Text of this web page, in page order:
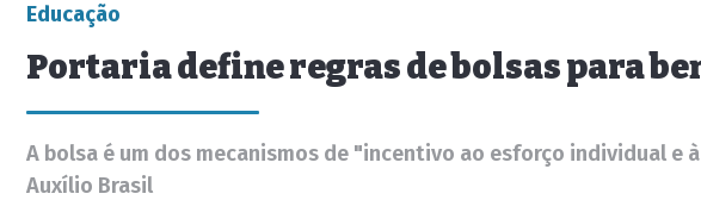
Educação
Portaria define regras de bolsas para
A bolsa é um dos mecanismos de "incentivo ao esforço individual e
Auxílio Brasil